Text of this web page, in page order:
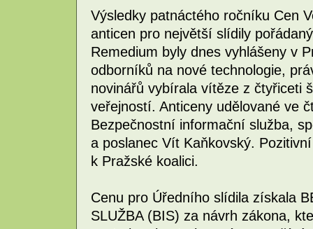
Výsledky patnáctého ročníku Cen
anticen pro největší slídily
Remedium byly dnes vyhlášeny v
odborníků na nové technologie,
novinářů vybírala vítěze z čtyřiceti
veřejností. Anticeny udělované ve
Bezpečnostní informační služba,
a poslanec Vít Kaňkovský.
k Pražské koalici.
Cenu pro Úředního slídila získala
SLUŽBA (BIS) za návrh zákona,